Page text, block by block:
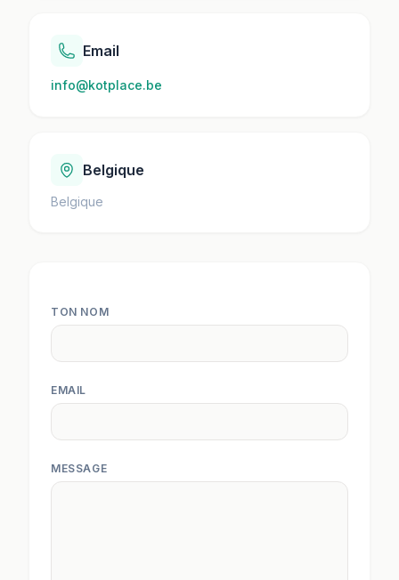
Email
info@kotplace.be
Belgique
Belgique
TON NOM
EMAIL
MESSAGE